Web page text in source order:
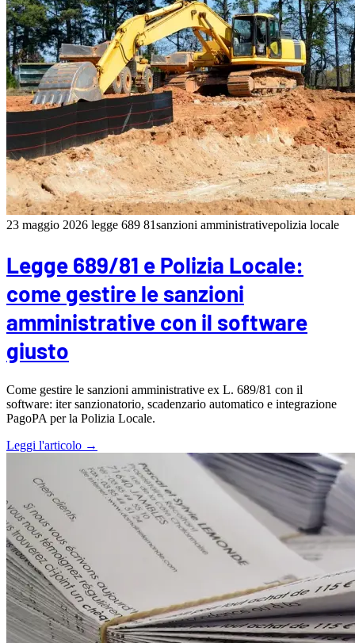
23 maggio 2026 legge 689 81sanzioni amministrativepolizia locale
Legge 689/81 e Polizia Locale:
come gestire le sanzioni
amministrative con il software
giusto
Come gestire le sanzioni amministrative ex L. 689/81 con il
software: iter sanzionatorio, scadenzario automatico e integrazione
PagoPA per la Polizia Locale.
Leggi l'articolo →